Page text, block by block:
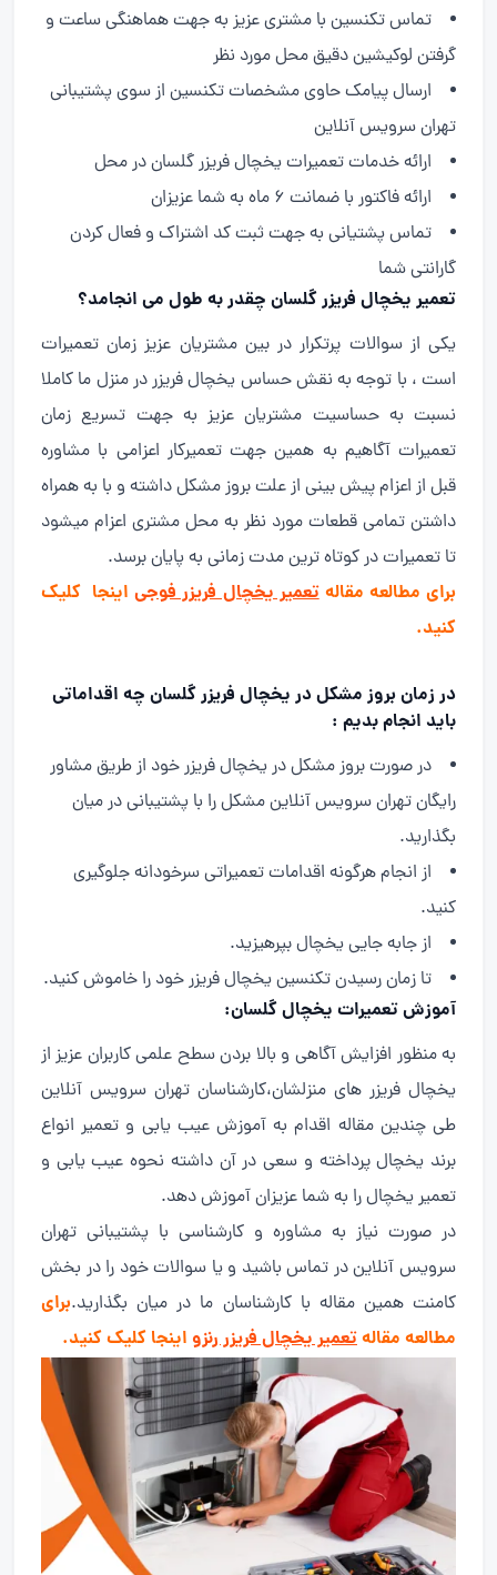
تماس تکنسین با مشتری عزیز به جهت هماهنگی ساعت و
گرفتن لوکیشین دقیق محل مورد نظر
ارسال پیامک حاوی مشخصات تکنسین از سوی پشتیبانی
تهران سرویس آنلاین
ارائه خدمات تعمیرات یخچال فریزر گلسان در محل
ارائه فاکتور با ضمانت 6 ماه به شما عزیزان
تماس پشتیانی به جهت ثبت کد اشتراک و فعال کردن
گارانتی شما
تعمیر یخچال فریزر گلسان چقدر به طول می انجامد؟
یکی از سوالات پرتکرار در بین مشتریان عزیز زمان تعمیرات
است ، با توجه به نقش حساس یخچال فریزر در منزل ما کاملا
نسبت به حساسیت مشتریان عزیز به جهت تسریع زمان
تعمیرات آگاهیم به همین جهت تعمیرکار اعزامی با مشاوره
قبل از اعزام پیش بینی از علت بروز مشکل داشته و با به همراه
داشتن تمامی قطعات مورد نظر به محل مشتری اعزام میشود
تا تعمیرات در کوتاه ترین مدت زمانی به پایان برسد.
برای مطالعه مقالهتعمیر یخچال فریزر فوجیاینجا کلیک
کنید.
در زمان بروز مشکل در یخچال فریزر گلسان چه اقداماتی
باید انجام بدیم :
در صورت بروز مشکل در یخچال فریزر خود از طریق مشاور
رایگان تهران سرویس آنلاین مشکل را با پشتیبانی در میان
بگذارید.
از انجام هرگونه اقدامات تعمیراتی سرخودانه جلوگیری
کنید.
از جابه جایی یخچال بپرهیزید.
تا زمان رسیدن تکنسین یخچال فریزر خود را خاموش کنید.
آموزش تعمیرات یخچال گلسان:
به منظور افزایش آگاهی و بالا بردن سطح علمی کاربران عزیز از
یخچال فریزر های منزلشان،کارشناسان تهران سرویس آنلاین
طی چندین مقاله اقدام به آموزش عیب یابی و تعمیر انواع
برند یخچال پرداخته و سعی در آن داشته نحوه عیب یابی و
تعمیر یخچال را به شما عزیزان آموزش دهد.
در صورت نیاز به مشاوره و کارشناسی با پشتیبانی تهران
سرویس آنلاین در تماس باشید و یا سوالات خود را در بخش
کامنت همین مقاله با کارشناسان ما در میان بگذارید.برای
مطالعه مقالهتعمیر یخچال فریزر رنزو اینجا کلیک کنید.